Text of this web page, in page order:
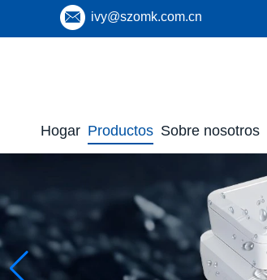
ivy@szomk.com.cn
Hogar Productos Sobre nosotros